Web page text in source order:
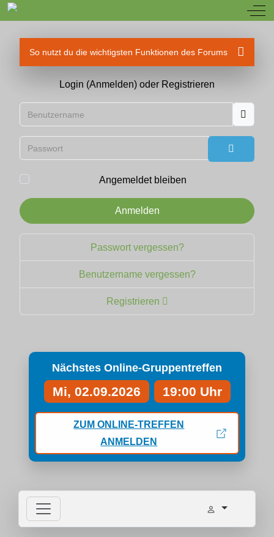
Off-
So nutzt du die wichtigsten Funktionen des Forums
Login (Anmelden) oder Registrieren
Benutzername
Passwort
Passwort
Angemeldet bleiben
Anmelden
Passwort vergessen?
Benutzername vergessen?
Registrieren
Nächstes Online-Gruppentreffen
Mi, 02.09.2026 19:00 Uhr
ZUM ONLINE-TREFFEN
ANMELDEN